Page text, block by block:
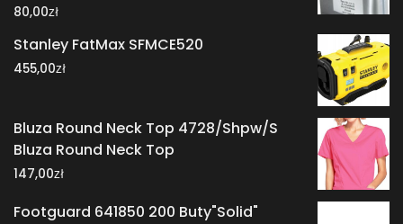
80,00zł
Stanley FatMax SFMCE520
455,00zł
Bluza Round Neck Top 4728/Shpw/S
Bluza Round Neck Top
147,00zł
Footguard 641850 200 Buty"Solid"